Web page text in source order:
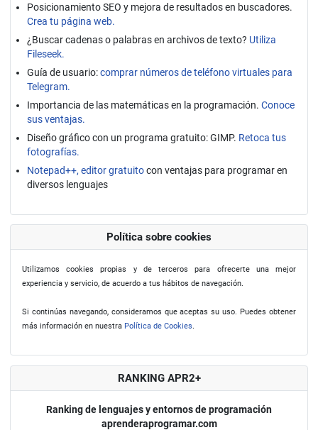
Posicionamiento SEO y mejora de resultados en buscadores.
Crea tu página web.
¿Buscar cadenas o palabras en archivos de texto? Utiliza
Fileseek.
Guía de usuario:comprar números de teléfono virtuales para
Telegram.
Importancia de las matemáticas en la programación. Conoce
sus ventajas.
Diseño gráfico con un programa gratuito: GIMP. Retoca tus
fotografías.
Notepad++, editor gratuitocon ventajas para programar en
diversos lenguajes
Política sobre cookies
Utilizamos cookies propias y de terceros para ofrecerte una mejor
experiencia y servicio, de acuerdo a tus hábitos de navegación.
Si continúas navegando, consideramos que aceptas su uso. Puedes obtener
más información en nuestra Política de Cookies.
RANKING APR2+
Ranking de lenguajes y entornos de programación
aprenderaprogramar.com